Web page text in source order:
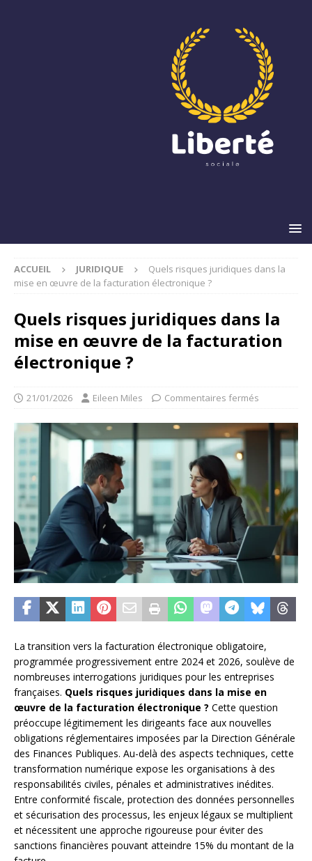
ACCUEIL JURIDIQUE
Quels risques juridiques dans la
mise en œuvre de la facturation électronique ?
Quels risques juridiques dans la
mise en œuvre de la facturation
électronique ?
21/01/2026 Eileen Miles Commentaires fermés
La transition vers la facturation électronique obligatoire,
programmée progressivement entre 2024 et 2026, soulève de
nombreuses interrogations juridiques pour les entreprises
françaises. Quels risques juridiques dans la mise en
œuvre de la facturation électronique ? Cette question
préoccupe légitimement les dirigeants face aux nouvelles
obligations réglementaires imposées par la Direction Générale
des Finances Publiques. Au-delà des aspects techniques, cette
transformation numérique expose les organisations à des
responsabilités civiles, pénales et administratives inédites.
Entre conformité fiscale, protection des données personnelles
et sécurisation des processus, les enjeux légaux se multiplient
et nécessitent une approche rigoureuse pour éviter des
sanctions financières pouvant atteindre 15% du montant de la